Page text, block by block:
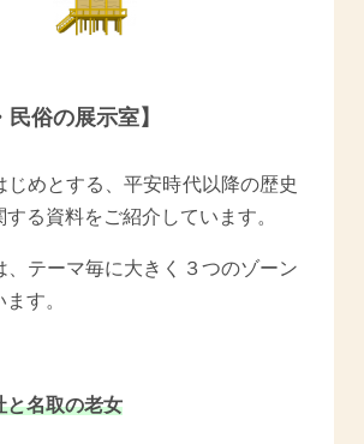
民俗の展示室】
じめとする、平安時代以降の歴史
る資料をご紹介しています。
、テーマ毎に大きく３つのゾーン
す。
と名取の老女